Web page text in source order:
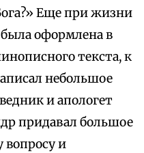
Еще при жизни
была оформлена в
текста, к
небольшое
и апологет
придавал большое
вопросу и